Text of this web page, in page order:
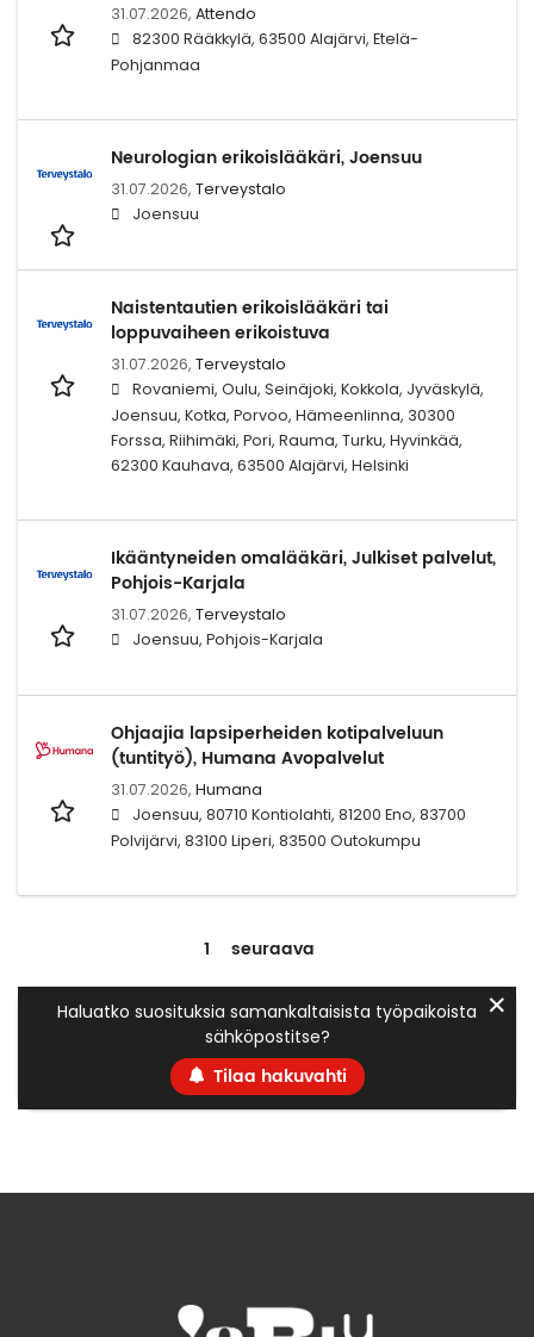
31.07.2026, Attendo
82300 Rääkkylä, 63500 Alajärvi, Etelä-
Pohjanmaa
Neurologian erikoislääkäri, Joensuu
31.07.2026, Terveystalo
Joensuu
Naistentautien erikoislääkäri tai
loppuvaiheen erikoistuva
31.07.2026, Terveystalo
Rovaniemi, Oulu, Seinäjoki, Kokkola, Jyväskylä,
Joensuu, Kotka, Porvoo, Hämeenlinna, 30300
Forssa, Riihimäki, Pori, Rauma, Turku, Hyvinkää,
62300 Kauhava, 63500 Alajärvi, Helsinki
Ikääntyneiden omalääkäri, Julkiset palvelut,
Pohjois-Karjala
31.07.2026, Terveystalo
Joensuu, Pohjois-Karjala
Ohjaajia lapsiperheiden kotipalveluun
(tuntityö), Humana Avopalvelut
31.07.2026, Humana
Joensuu, 80710 Kontiolahti, 81200 Eno, 83700
Polvijärvi, 83100 Liperi, 83500 Outokumpu
1 seuraava
Haluatko suosituksia samankaltaisista työpaikoista
sähköpostitse?
Tilaa hakuvahti
✕